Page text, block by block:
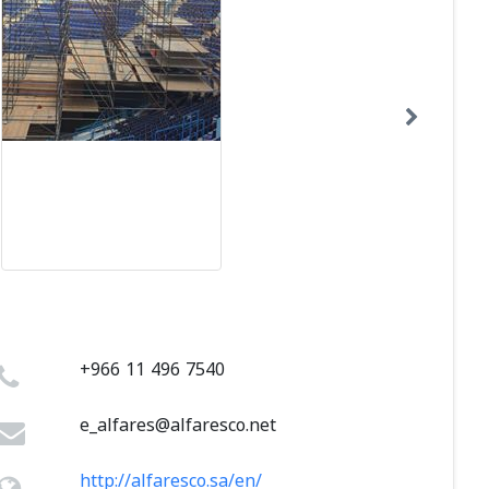
+966 11 496 7540
e_alfares@alfaresco.net
http://alfaresco.sa/en/